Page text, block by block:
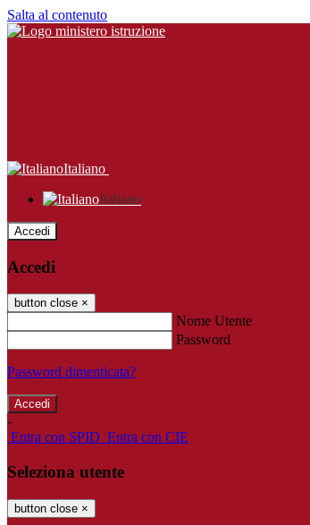
Salta al contenuto
Italiano
Italiano
Accedi
Accedi
button close ×
Nome Utente
Password
Password dimenticata?
-
Entra con SPID Entra con CIE
Seleziona utente
button close ×